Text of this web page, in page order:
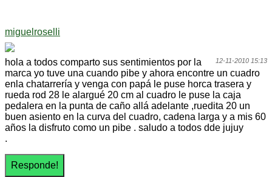
miguelroselli
12-11-2010 15:13
hola a todos comparto sus sentimientos por la
marca yo tuve una cuando pibe y ahora encontre un cuadro
enla chatarrería y venga con papá le puse horca trasera y
rueda rod 28 le alargué 20 cm al cuadro le puse la caja
pedalera en la punta de caño allá adelante ,ruedita 20 un
buen asiento en la curva del cuadro, cadena larga y a mis 60
años la disfruto como un pibe . saludo a todos dde jujuy
.